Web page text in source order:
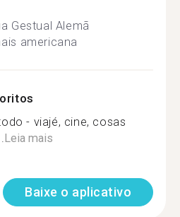
Gestual Alemã
americana
- viajé, cine, cosas
Leia mais
Baixe o aplicativo